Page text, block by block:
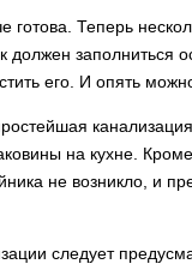
готова. Теперь
должен заполниться
его. И опять
на кухне.
не возникло, и
следует